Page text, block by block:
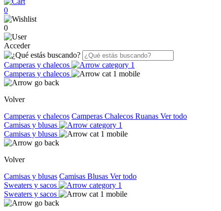
0
0
Acceder
Camperas y chalecos
Camperas y chalecos
Volver
Camperas y chalecos Camperas Chalecos Ruanas Ver todo
Camisas y blusas
Camisas y blusas
Volver
Camisas y blusas Camisas Blusas Ver todo
Sweaters y sacos
Sweaters y sacos